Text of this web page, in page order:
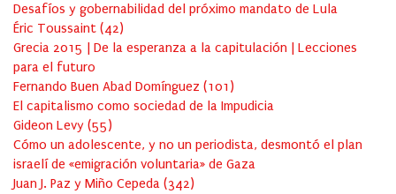
Desafíos y gobernabilidad del próximo mandato de Lula
Éric Toussaint (42)
Grecia 2015 | De la esperanza a la capitulación | Lecciones
para el futuro
Fernando Buen Abad Domínguez (101 )
El capitalismo como sociedad de la Impudicia
Gideon Levy (55)
Cómo un adolescente, y no un periodista, desmontó el plan
israelí de «emigración voluntaria» de Gaza
Juan J. Paz y Miño Cepeda (342)